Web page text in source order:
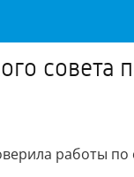
совета
работы